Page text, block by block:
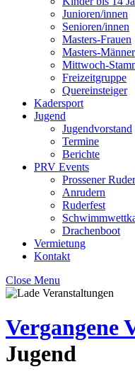
Junioren/innen
Senioren/innen
Masters-Frauen
Masters-Männer
Mittwoch-
Freizeitgruppe
Quereinsteiger
Kadersport
Jugend
Jugendvorstand
Termine
Berichte
PRV Events
Prossener
Anrudern
Ruderfest
Drachenboot
Vermietung
Kontakt
Close Menu
Vergangene
Jugend